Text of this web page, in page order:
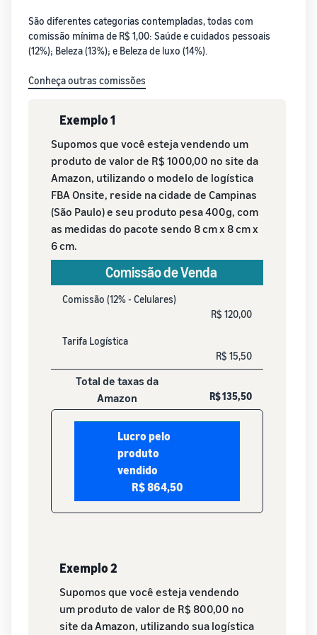
São diferentes categorias contempladas, todas com
comissão mínima de R$ 1,00: Saúde e cuidados pessoais
(12%); Beleza (13%); e Beleza de luxo (14%).
Conheça outras comissões
Exemplo 1
Supomos que você esteja vendendo um
produto de valor de R$ 1000,00 no site da
Amazon, utilizando o modelo de logística
FBA Onsite, reside na cidade de Campinas
(São Paulo) e seu produto pesa 400g, com
as medidas do pacote sendo 8 cm x 8 cm x
6 cm.
Comissão de Venda
Comissão (12% - Celulares)
R$ 120,00
Tarifa Logística
R$ 15,50
Total de taxas da
Amazon
R$ 135,50
Lucro pelo
produto
vendido
R$ 864,50
Exemplo 2
Supomos que você esteja vendendo
um produto de valor de R$ 800,00 no
site da Amazon, utilizando sua logística